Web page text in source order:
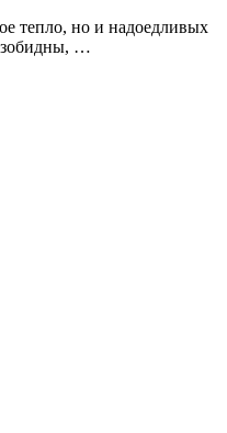
тепло, но и надоедливых
…